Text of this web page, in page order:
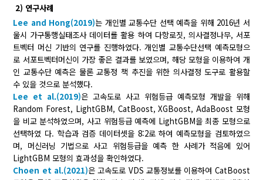
2) 연구사례
Lee and Hong(2019)는 개인별 교통수단 선택 예측을 위해 2016년 서
울시 가구통행실태조사 데이터를 활용 하여 다항로짓, 의사결정나무, 서포
트벡터 머신 기반의 연구를 진행하였다. 개인별 교통수단선택 예측모형으
로 서포트벡터머신이 가장 좋은 결과를 보였으며, 해당 모형을 이용하여 개
인 교통수단 예측은 물론 교통정 책 추진을 위한 의사결정 도구로 활용할
수 있을 것으로 분석했다.
Lee et al.(2019)은 고속도로 사고 위험등급 예측모형 개발을 위해
Random Forest, LightGBM, CatBoost, XGBoost, AdaBoost 모형
을 비교 분석하였으며, 사고 위험등급 예측에 LightGBM을 최종 모형으로
선택하였 다. 학습과 검증 데이터셋을 8:2로 하여 예측모형을 검토하였으
며, 머신러닝 기법으로 사고 위험등급을 예측 한 사례가 적음에 있어
LightGBM 모형의 효과성을 확인하였다.
Choen et al.(2021)은 고속도로 VDS 교통정보를 이용하여 CatBoost